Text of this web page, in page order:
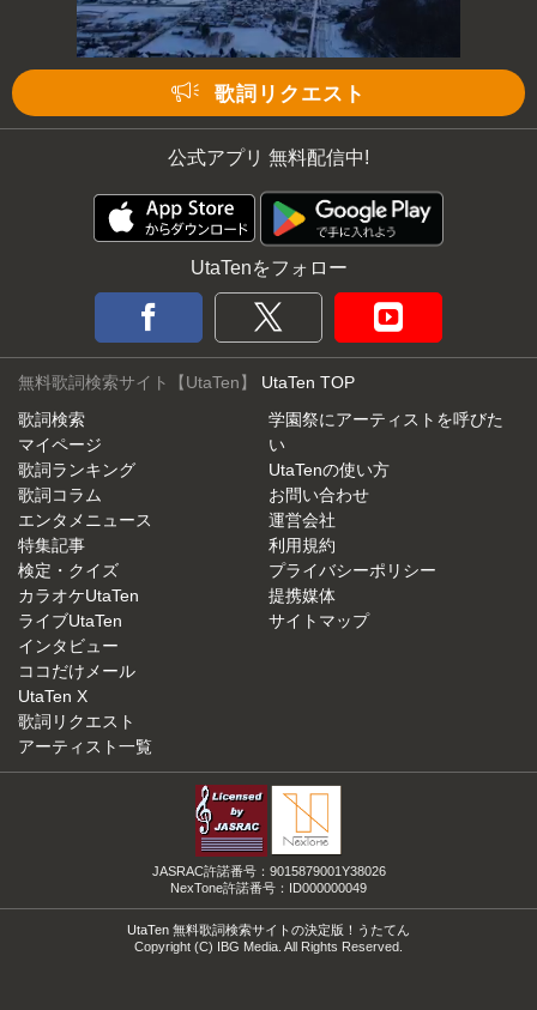
歌詞リクエスト
公式アプリ 無料配信中!
UtaTenをフォロー
無料歌詞検索サイト【UtaTen】 UtaTen TOP
歌詞検索
マイページ
歌詞ランキング
歌詞コラム
エンタメニュース
特集記事
検定・クイズ
カラオケUtaTen
ライブUtaTen
インタビュー
ココだけメール
UtaTen X
歌詞リクエスト
アーティスト一覧
学園祭にアーティストを呼びた
い
UtaTenの使い方
お問い合わせ
運営会社
利用規約
プライバシーポリシー
提携媒体
サイトマップ
JASRAC許諾番号：9015879001Y38026
NexTone許諾番号：ID000000049
UtaTen 無料歌詞検索サイトの決定版！うたてん
Copyright (C) IBG Media. All Rights Reserved.